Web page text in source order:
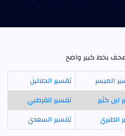
بخط كبير واضح
الميسر
تفسير الجلالين
ابن كثير
تفسير القرطبي
الطبري تفسير السعدي